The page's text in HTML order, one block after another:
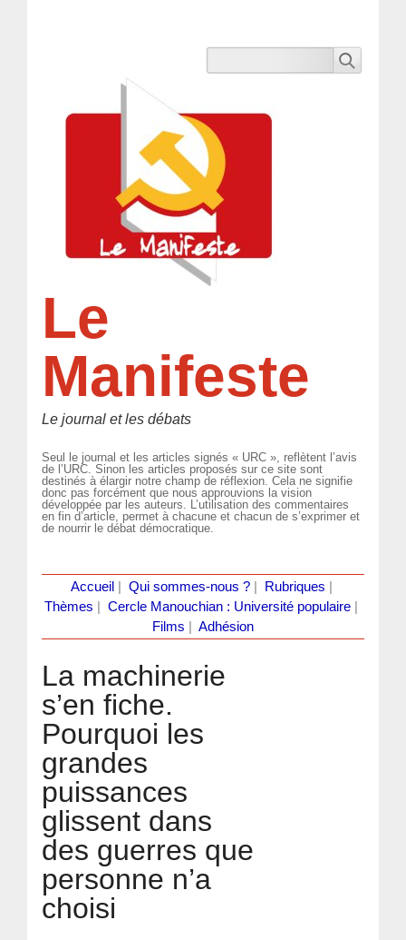
Le
Manifeste
Le journal et les débats
Seul le journal et les articles signés « URC », reflètent l’avis
de l’URC. Sinon les articles proposés sur ce site sont
destinés à élargir notre champ de réflexion. Cela ne signifie
donc pas forcément que nous approuvions la vision
développée par les auteurs. L’utilisation des commentaires
en fin d’article, permet à chacune et chacun de s’exprimer et
de nourrir le débat démocratique.
Accueil Qui sommes-nous ?| Rubriques
Thèmes
Cercle Manouchian : Université populaire
Films
Adhésion
La machinerie
s’en fiche.
Pourquoi les
grandes
puissances
glissent dans
des guerres que
personne n’a
choisi